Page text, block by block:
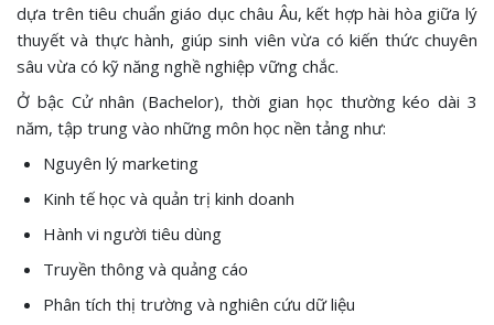
dựa trên tiêu chuẩn giáo dục châu Âu, kết hợp hài hòa giữa lý
thuyết và thực hành, giúp sinh viên vừa có kiến thức chuyên
sâu vừa có kỹ năng nghề nghiệp vững chắc.
Ở bậc Cử nhân (Bachelor), thời gian học thường kéo dài 3
năm, tập trung vào những môn học nền tảng như:
Nguyên lý marketing
Kinh tế học và quản trị kinh doanh
Hành vi người tiêu dùng
Truyền thông và quảng cáo
Phân tích thị trường và nghiên cứu dữ liệu